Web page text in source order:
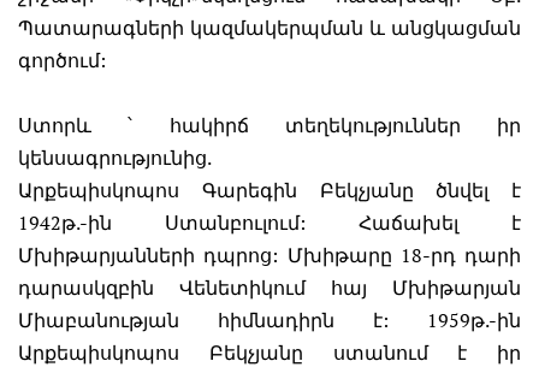
Պատարագների կազմակերպման և անցկացման
գործում:
Ստորև ՝ հակիրճ տեղեկություններ իր
կենսագրությունից.
Արքեպիսկոպոս Գարեգին Բեկչյանը ծնվել է
1942թ.-ին Ստանբուլում: Հաճախել է
Մխիթարյանների դպրոց: Մխիթարը 18-րդ դարի
դարասկզբին Վենետիկում հայ Մխիթարյան
Միաբանության հիմնադիրն է: 1959թ.-ին
Արքեպիսկոպոս Բեկչյանը ստանում է իր